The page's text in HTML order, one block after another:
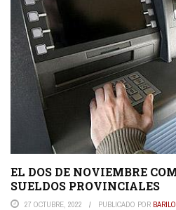
EL DOS DE NOVIEMBRE
SUELDOS PROVINCIALES
27 OCTUBRE, 2022 PUBLICADO POR